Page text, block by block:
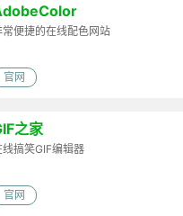
常便捷的在线配色网站
官网
之家
线搞笑GIF编辑器
官网